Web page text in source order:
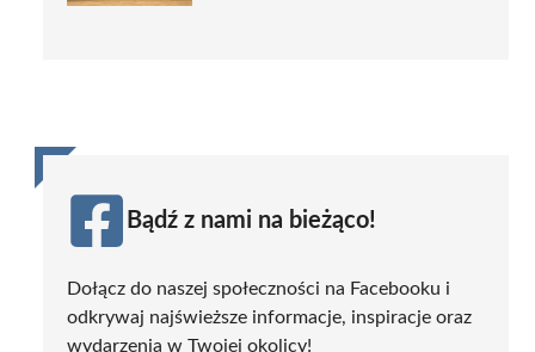
Bądź z nami na bieżąco!
Dołącz do naszej społeczności na Facebooku i
odkrywaj najświeższe informacje, inspiracje oraz
wydarzenia w Twojej okolicy!